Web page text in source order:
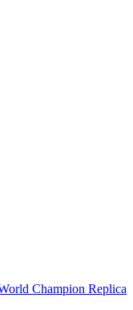
Champion Replica